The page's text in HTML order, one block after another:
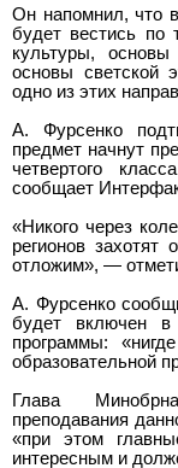
Он напомнил, что
будет вестись по
культуры,
основы светской
одно из этих
А. Фурсенко
предмет начнут
четвертого
сообщает
«Никого через
регионов
отложим», —
А. Фурсенко
будет включен в
программы:
образовательной
Глава
преподавания
«при этом
интересным и